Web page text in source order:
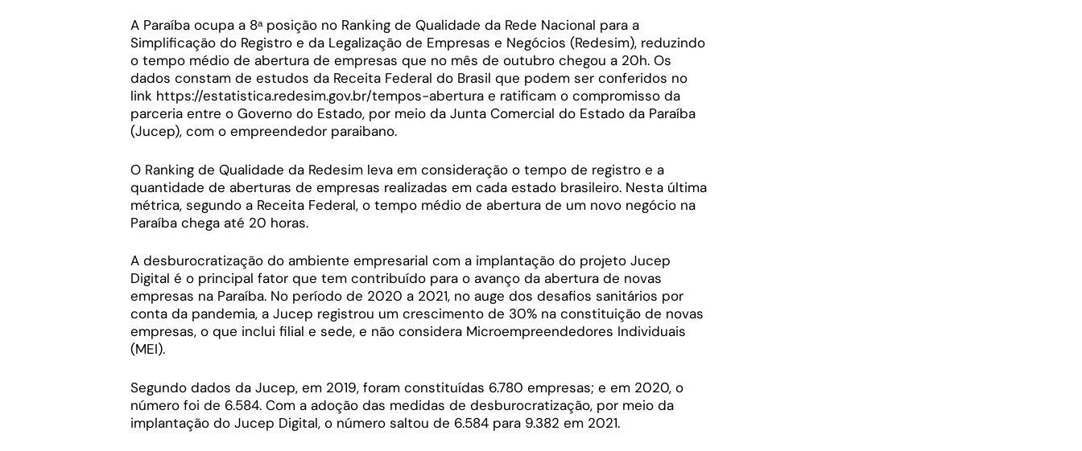
A Paraíba ocupa a 8ᵃ posição no Ranking de Qualidade da Rede Nacional para a
Simplificação do Registro e da Legalização de Empresas e Negócios (Redesim), reduzindo
o tempo médio de abertura de empresas que no mês de outubro chegou a 20h. Os
dados constam de estudos da Receita Federal do Brasil que podem ser conferidos no
link https://estatistica.redesim.gov.br/tempos-abertura e ratificam o compromisso da
parceria entre o Governo do Estado, por meio da Junta Comercial do Estado da Paraíba
(Jucep), com o empreendedor paraibano.
O Ranking de Qualidade da Redesim leva em consideração o tempo de registro e a
quantidade de aberturas de empresas realizadas em cada estado brasileiro. Nesta última
métrica, segundo a Receita Federal, o tempo médio de abertura de um novo negócio na
Paraíba chega até 20 horas.
A desburocratização do ambiente empresarial com a implantação do projeto Jucep
Digital é o principal fator que tem contribuído para o avanço da abertura de novas
empresas na Paraíba. No período de 2020 a 2021, no auge dos desafios sanitários por
conta da pandemia, a Jucep registrou um crescimento de 30% na constituição de novas
empresas, o que inclui filial e sede, e não considera Microempreendedores Individuais
(MEI).
Segundo dados da Jucep, em 2019, foram constituídas 6.780 empresas; e em 2020, o
número foi de 6.584. Com a adoção das medidas de desburocratização, por meio da
implantação do Jucep Digital, o número saltou de 6.584 para 9.382 em 2021.